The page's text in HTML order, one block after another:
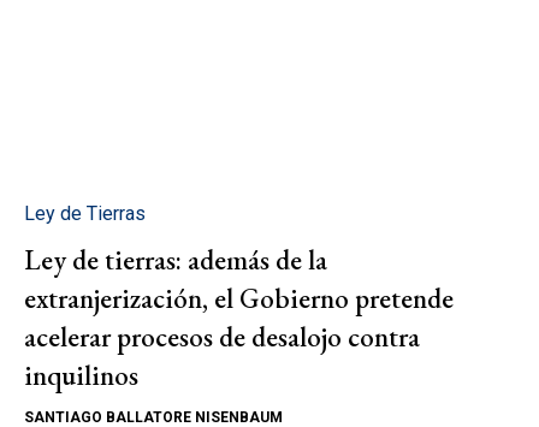
Ley de Tierras
Ley de tierras: además de la
extranjerización, el Gobierno pretende
acelerar procesos de desalojo contra
inquilinos
SANTIAGO BALLATORE NISENBAUM